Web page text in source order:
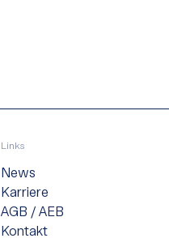
Links
News
Karriere
AGB / AEB
Kontakt